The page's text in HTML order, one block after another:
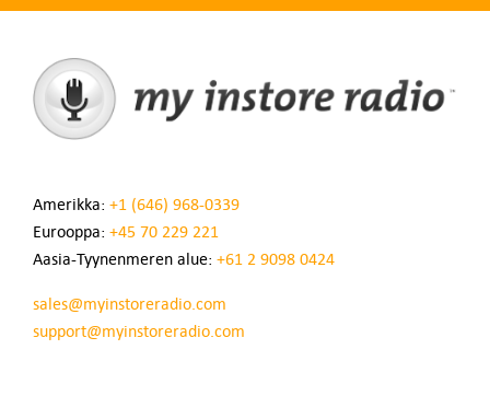
Amerikka: +1 (646) 968-0339
Eurooppa: +45 70 229 221
Aasia-Tyynenmeren alue: +61 2 9098 0424
sales@myinstoreradio.com
support@myinstoreradio.com